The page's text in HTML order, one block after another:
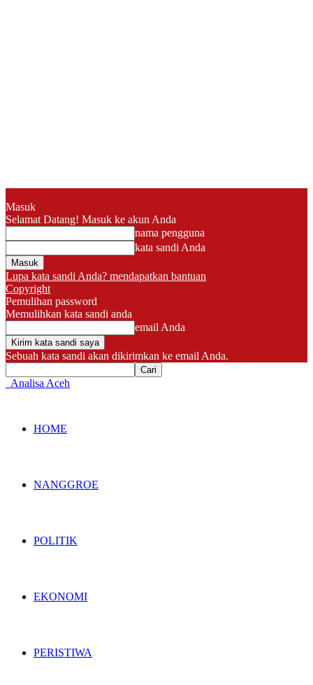
Masuk
Selamat Datang! Masuk ke akun Anda
nama pengguna
kata sandi Anda
Lupa kata sandi Anda? mendapatkan bantuan
Copyright
Pemulihan password
Memulihkan kata sandi anda
email Anda
Sebuah kata sandi akan dikirimkan ke email Anda.
Analisa Aceh
HOME
NANGGROE
POLITIK
EKONOMI
PERISTIWA